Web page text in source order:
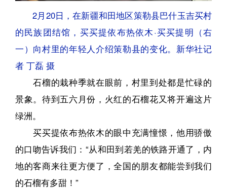
2月20日，在新疆和田地区策勒县巴什玉吉买村
的民族团结馆，买买提依布热依木·买买提明（右
一）向村里的年轻人介绍策勒县的变化。新华社记
者 丁磊 摄
石榴的栽种季就在眼前，村里到处都是忙碌的
景象。待到五六月份，火红的石榴花又将开遍这片
绿洲。
买买提依布热依木的眼中充满憧憬，他用骄傲
的口吻告诉我们：“从和田到若羌的铁路开通了，内
地的客商来往更方便了，全国的朋友都能尝到我们
的石榴有多甜！”